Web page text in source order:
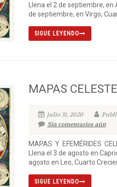
Llena el 2 de septiembre,
de septiembre, en Virgo;
SIGUE LEYENDO
MAPAS
julio 31, 2020
Sin comentarios aún
MAPAS Y EFEMÉRIDES
Llena el 3 de agosto en
agosto en Leo, Cuarto
SIGUE LEYENDO